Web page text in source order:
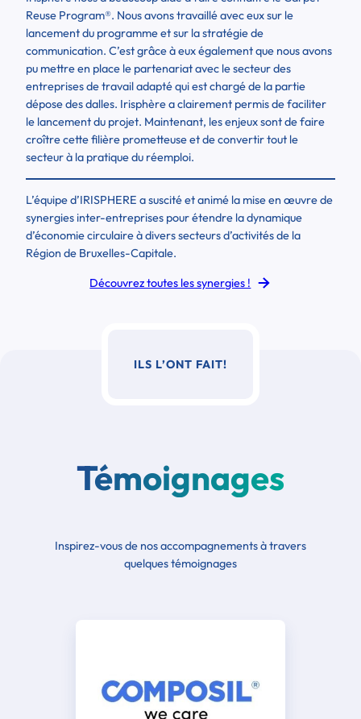
Reuse Program®. Nous avons travaillé avec eux sur le
lancement du programme et sur la stratégie de
communication. C’est grâce à eux également que nous avons
pu mettre en place le partenariat avec le secteur des
entreprises de travail adapté qui est chargé de la partie
dépose des dalles. Irisphère a clairement permis de faciliter
le lancement du projet. Maintenant, les enjeux sont de faire
croître cette filière prometteuse et de convertir tout le
secteur à la pratique du réemploi.
L’équipe d’IRISPHERE a suscité et animé la mise en œuvre de
synergies inter-entreprises pour étendre la dynamique
d’économie circulaire à divers secteurs d’activités de la
Région de Bruxelles-Capitale.
Découvrez toutes les synergies !
ILS L’ONT FAIT!
Témoignages
Inspirez-vous de nos accompagnements à travers
quelques témoignages